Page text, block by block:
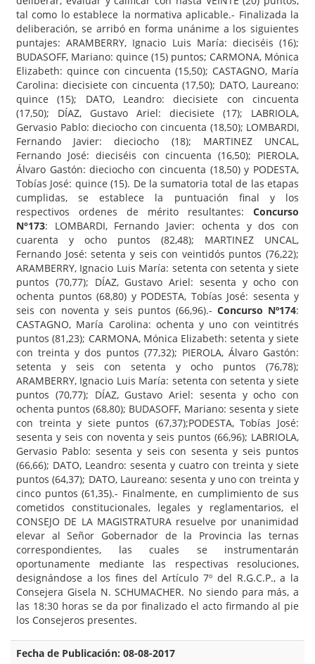
tal como lo establece la normativa aplicable.- Finalizada la
deliberación, se arribó en forma unánime a los siguientes
puntajes: ARAMBERRY, Ignacio Luis María: dieciséis (16);
BUDASOFF, Mariano: quince (15) puntos; CARMONA, Mónica
Elizabeth: quince con cincuenta (15,50); CASTAGNO, María
Carolina: diecisiete con cincuenta (17,50); DATO, Laureano:
quince (15); DATO, Leandro: diecisiete con cincuenta
(17,50); DÍAZ, Gustavo Ariel: diecisiete (17); LABRIOLA,
Gervasio Pablo: dieciocho con cincuenta (18,50); LOMBARDI,
Fernando Javier: dieciocho (18); MARTINEZ UNCAL,
Fernando José: dieciséis con cincuenta (16,50); PIEROLA,
Álvaro Gastón: dieciocho con cincuenta (18,50) y PODESTA,
Tobías José: quince (15). De la sumatoria total de las etapas
cumplidas, se establece la puntuación final y los
respectivos ordenes de mérito resultantes: Concurso
N°173: LOMBARDI, Fernando Javier: ochenta y dos con
cuarenta y ocho puntos (82,48); MARTINEZ UNCAL,
Fernando José: setenta y seis con veintidós puntos (76,22);
ARAMBERRY, Ignacio Luis María: setenta con setenta y siete
puntos (70,77); DÍAZ, Gustavo Ariel: sesenta y ocho con
ochenta puntos (68,80) y PODESTA, Tobías José: sesenta y
seis con noventa y seis puntos (66,96).- Concurso Nº174:
CASTAGNO, María Carolina: ochenta y uno con veintitrés
puntos (81,23); CARMONA, Mónica Elizabeth: setenta y siete
con treinta y dos puntos (77,32); PIEROLA, Álvaro Gastón:
setenta y seis con setenta y ocho puntos (76,78);
ARAMBERRY, Ignacio Luis María: setenta con setenta y siete
puntos (70,77); DÍAZ, Gustavo Ariel: sesenta y ocho con
ochenta puntos (68,80); BUDASOFF, Mariano: sesenta y siete
con treinta y siete puntos (67,37);PODESTA, Tobías José:
sesenta y seis con noventa y seis puntos (66,96); LABRIOLA,
Gervasio Pablo: sesenta y seis con sesenta y seis puntos
(66,66); DATO, Leandro: sesenta y cuatro con treinta y siete
puntos (64,37); DATO, Laureano: sesenta y uno con treinta y
cinco puntos (61,35).- Finalmente, en cumplimiento de sus
cometidos constitucionales, legales y reglamentarios, el
CONSEJO DE LA MAGISTRATURA resuelve por unanimidad
elevar al Señor Gobernador de la Provincia las ternas
correspondientes, las cuales se instrumentarán
oportunamente mediante las respectivas resoluciones,
designándose a los fines del Artículo 7º del R.G.C.P., a la
Consejera Gisela N. SCHUMACHER. No siendo para más, a
las 18:30 horas se da por finalizado el acto firmando al pie
los Consejeros presentes.
Fecha de Publicación: 08-08-2017